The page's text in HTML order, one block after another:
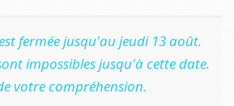
fermée jusqu'au jeudi 13 août.
impossibles jusqu'à cette date.
votre compréhension.